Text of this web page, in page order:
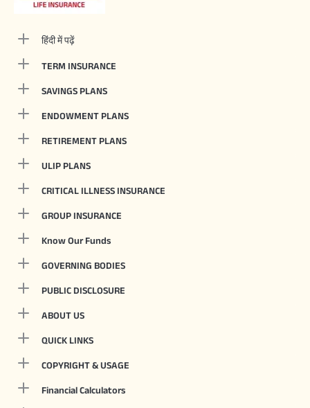
हिंदी में पढ़ें
TERM INSURANCE
SAVINGS PLANS
ENDOWMENT PLANS
RETIREMENT PLANS
ULIP PLANS
CRITICAL ILLNESS INSURANCE
GROUP INSURANCE
Know Our Funds
GOVERNING BODIES
PUBLIC DISCLOSURE
ABOUT US
QUICK LINKS
COPYRIGHT & USAGE
Financial Calculators